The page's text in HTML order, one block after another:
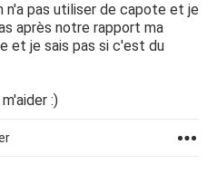
n'a pas utiliser de capote et je
après notre rapport ma
et je sais pas si c'est du
:)